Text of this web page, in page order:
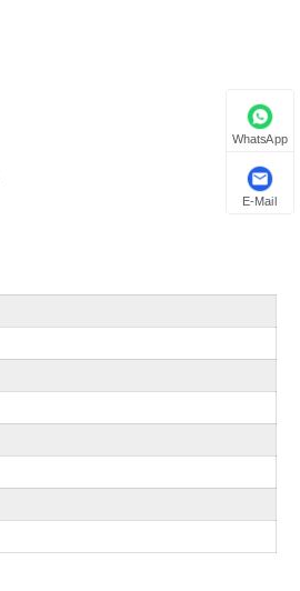
WhatsApp
E-Mail